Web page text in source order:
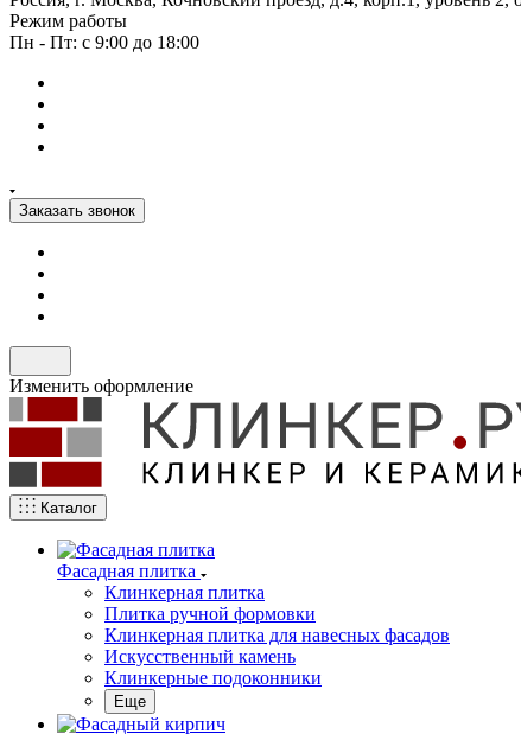
Режим работы
Пн - Пт: с 9:00 до 18:00
Заказать звонок
Изменить оформление
Каталог
Фасадная плитка
Клинкерная плитка
Плитка ручной формовки
Клинкерная плитка для навесных фасадов
Искусственный камень
Клинкерные подоконники
Еще